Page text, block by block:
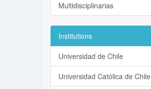
Multidisciplinarias
Institutions
Universidad de Chile
Universidad Católica de Chile